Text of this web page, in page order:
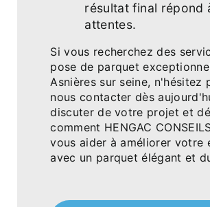
résultat final répond
attentes.
Si vous recherchez des
pose de parquet
Asnières sur seine, n'hésitez
nous contacter dès
discuter de votre projet et
comment HENGAC
vous aider à améliorer votre
avec un parquet élégant et